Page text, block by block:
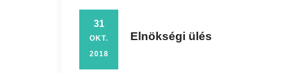
31
OKT.
2018
Elnökségi ülés